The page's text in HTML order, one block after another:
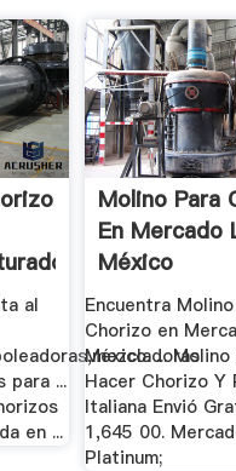
al
para ...
en ...
Molino Para
En Mercado
México
Encuentra
Chorizo en
México. ... Molino
Hacer Chorizo Y
Italiana Envió
1,645 00.
Platinum;